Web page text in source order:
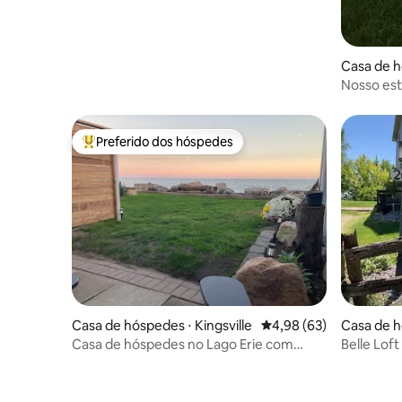
Casa de
Nosso
Entre os melhores preferidos dos hóspedes
Preferido dos hóspedes
Casa de hóspedes ⋅ Kingsville 4,98 de uma avaliação
4,98 (63)
Casa de hóspedes no Lago Erie com
Casa de
on
Belle